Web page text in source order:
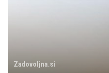
Zadovoljna.si